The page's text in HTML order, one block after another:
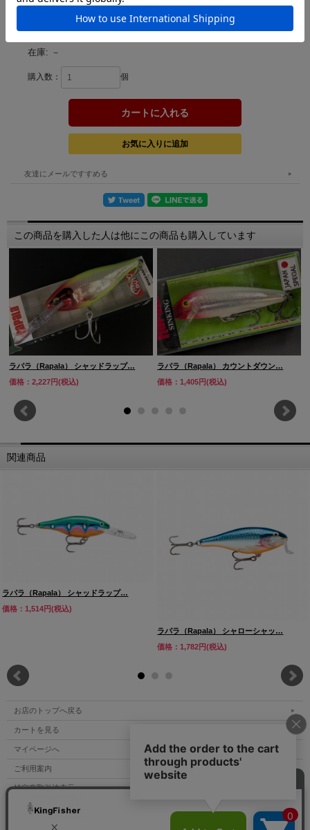
カラー：
在庫: －
購入数： 個
友達にメールですすめる
この商品を購入した人は他にこの商品も購入しています
ラパラ（Rapala） シャッドラップ…
価格：2,227円(税込)
ラパラ（Rapala） カウントダウン…
価格：1,405円(税込)
関連商品
ラパラ（Rapala） シャッドラップ…
価格：1,514円(税込)
ラパラ（Rapala） シャローシャッ…
価格：1,782円(税込)
お店のトップへ戻る
カートを見る
マイページへ
ご利用案内
特定商取引法表示
個人情報の取扱い
サイトマップ